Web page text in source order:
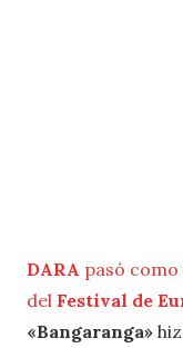
DARA pasó como
del Festival de
«Bangaranga»